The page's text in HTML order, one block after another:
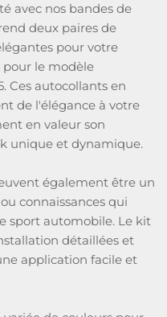
avec nos bandes de
deux paires de
pour votre
pour le modèle
Ces autocollants en
de l'élégance à votre
en valeur son
unique et dynamique.
également être un
connaissances qui
sport automobile. Le kit
détaillées et
application facile et